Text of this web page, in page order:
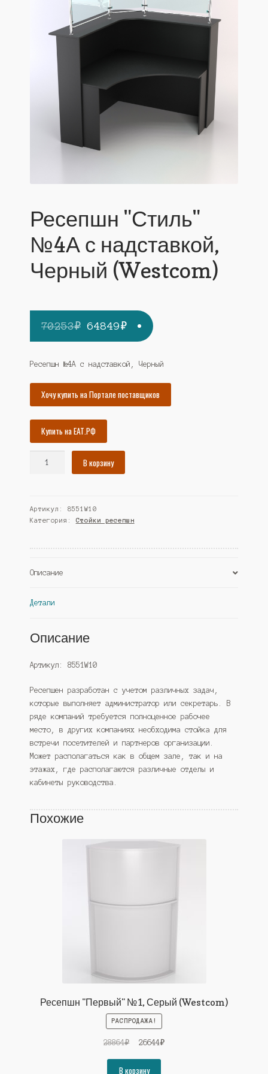
Ресепшн "Стиль"
№4А с надставкой,
Черный (Westcom)
70253₽ Первоначальная
цена
составляла
70253₽.
64849₽Текущая
цена:
64849₽.
Ресепшн №4А с надставкой, Черный
Хочу купить на Портале поставщиков
Купить на ЕАТ.РФ
№4А
с
Черный
В корзину
Артикул: 8551W10
Категория: Стойки ресепшн
Описание
Детали
Описание
Артикул: 8551W10
Ресепшен разработан с учетом различных задач,
которые выполняет администратор или секретарь. В
ряде компаний требуется полноценное рабочее
место, в других компаниях необходима стойка для
встречи посетителей и партнеров организации.
Может располагаться как в общем зале, так и на
этажах, где располагаются различные отделы и
кабинеты руководства.
Похожие
Ресепшн "Первый" №1, Серый (Westcom)
РАСПРОДАЖА!
28864₽
Первоначальная
составляла
26644₽Текущая
В корзину